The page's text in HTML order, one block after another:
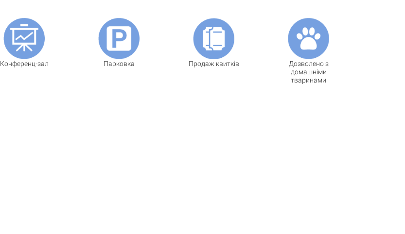
Конференц-зал Парковка Продаж квитків
Дозволено з
домашніми
тваринами